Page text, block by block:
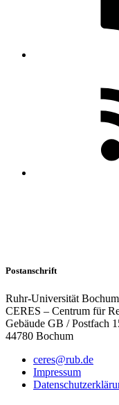
Postanschrift
Ruhr-Universität Bochum
CERES – Centrum für
Gebäude GB / Postfach
44780 Bochum
ceres@rub.de
Impressum